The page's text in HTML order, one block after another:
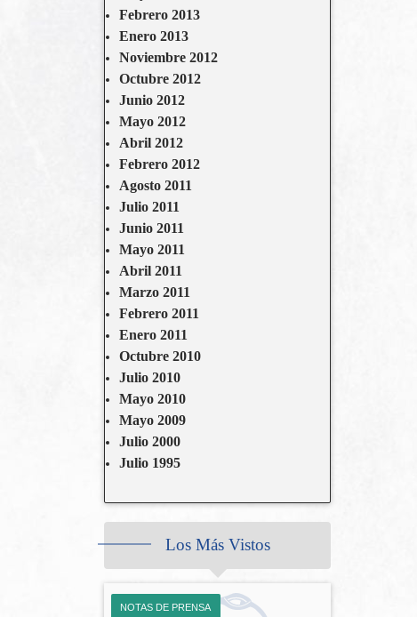
Febrero 2013
Enero 2013
Noviembre 2012
Octubre 2012
Junio 2012
Mayo 2012
Abril 2012
Febrero 2012
Agosto 2011
Julio 2011
Junio 2011
Mayo 2011
Abril 2011
Marzo 2011
Febrero 2011
Enero 2011
Octubre 2010
Julio 2010
Mayo 2010
Mayo 2009
Julio 2000
Julio 1995
Los Más Vistos
NOTAS DE PRENSA